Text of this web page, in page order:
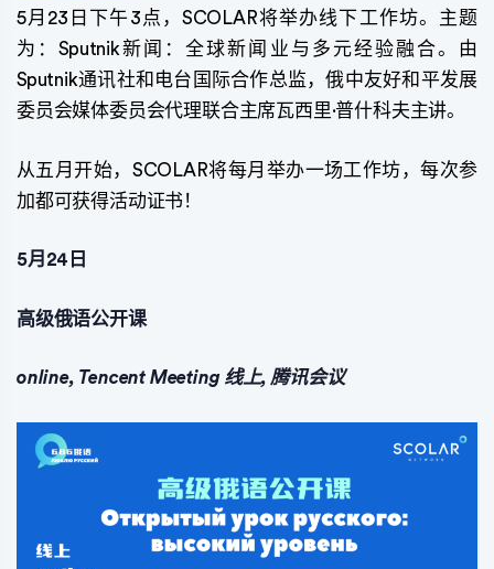
5月23日下午3点，SCOLAR将举办线下工作坊。主题
为：Sputnik新闻：全球新闻业与多元经验融合。由
Sputnik通讯社和电台国际合作总监，俄中友好和平发展
委员会媒体委员会代理联合主席瓦西里·普什科夫主讲。
从五月开始，SCOLAR将每月举办一场工作坊，每次参
加都可获得活动证书！
5月24日
高级俄语公开课
online, Tencent Meeting 线上, 腾讯会议